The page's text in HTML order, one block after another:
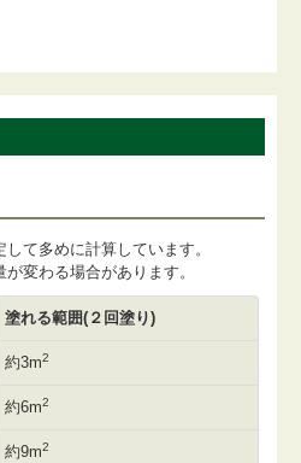
て多めに計算しています。
変わる場合があります。
塗れる範囲(２回塗り)
約3m2
約6m2
約9m2